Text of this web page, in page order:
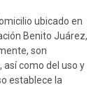
ubicado en
Benito Juárez,
son
como del uso y
establece la